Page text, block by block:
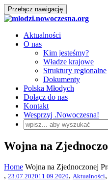
Przełącz nawigację
Aktualności
O nas
Kim jesteśmy?
Władze krajowe
Struktury regionalne
Dokumenty
Polska Młodych
Dołącz do nas
Kontakt
Wesprzyj .Nowoczesna!
Wojna na
Home Wojna na Zjednoczonej
, 23.07.202011.09.2020, Aktualności,